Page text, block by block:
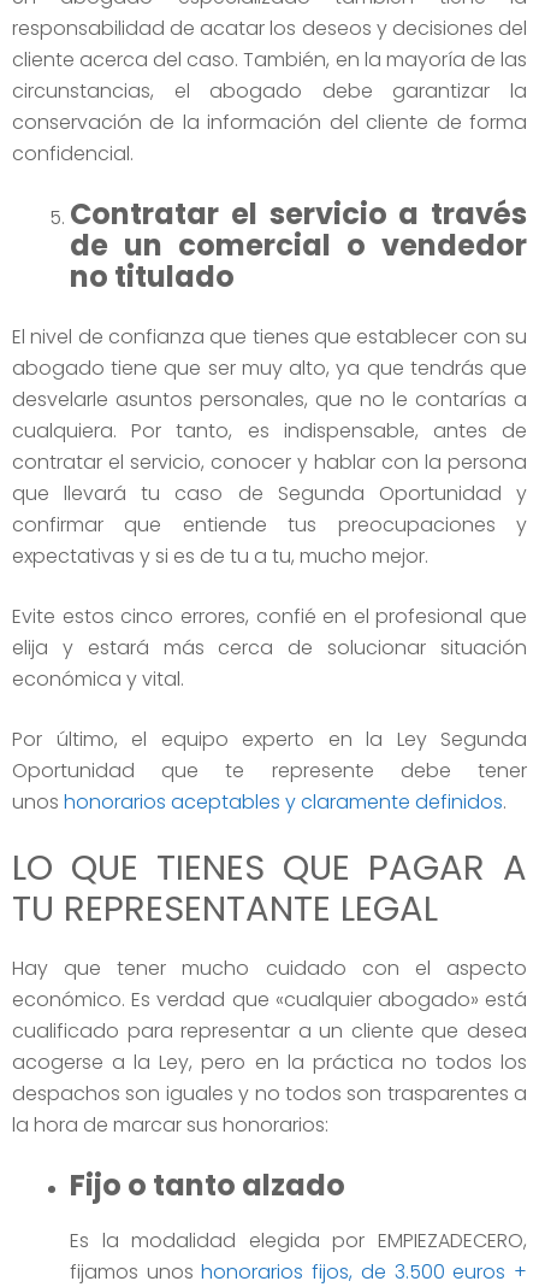
responsabilidad de acatar los deseos y decisiones del
cliente acerca del caso. También, en la mayoría de las
circunstancias, el abogado debe garantizar la
conservación de la información del cliente de forma
confidencial.
Contratar el servicio a través
de un comercial o vendedor
no titulado
El nivel de confianza que tienes que establecer con su
abogado tiene que ser muy alto, ya que tendrás que
desvelarle asuntos personales, que no le contarías a
cualquiera. Por tanto, es indispensable, antes de
contratar el servicio, conocer y hablar con la persona
que llevará tu caso de Segunda Oportunidad y
confirmar que entiende tus preocupaciones y
expectativas y si es de tu a tu, mucho mejor.
Evite estos cinco errores, confié en el profesional que
elija y estará más cerca de solucionar situación
económica y vital.
Por último, el equipo experto en la Ley Segunda
Oportunidad que te represente debe tener
unos honorarios aceptables y claramente definidos.
LO QUE TIENES QUE PAGAR A
TU REPRESENTANTE LEGAL
Hay que tener mucho cuidado con el aspecto
económico. Es verdad que «cualquier abogado» está
cualificado para representar a un cliente que desea
acogerse a la Ley, pero en la práctica no todos los
despachos son iguales y no todos son trasparentes a
la hora de marcar sus honorarios:
Fijo o tanto alzado
Es la modalidad elegida por EMPIEZADECERO,
fijamos unoshonorarios fijos, de 3.500 euros +